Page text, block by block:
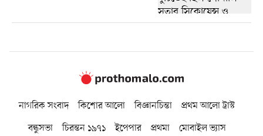
নাগরিক সংবাদ কিশোর আলো বিজ্ঞানচিন্তা
প্রথম আলো ট্রাস্ট
বন্ধুসভা
চিরন্তন ১৯৭১ ইপেপার প্রথমা মোবাইল ভ্যাস